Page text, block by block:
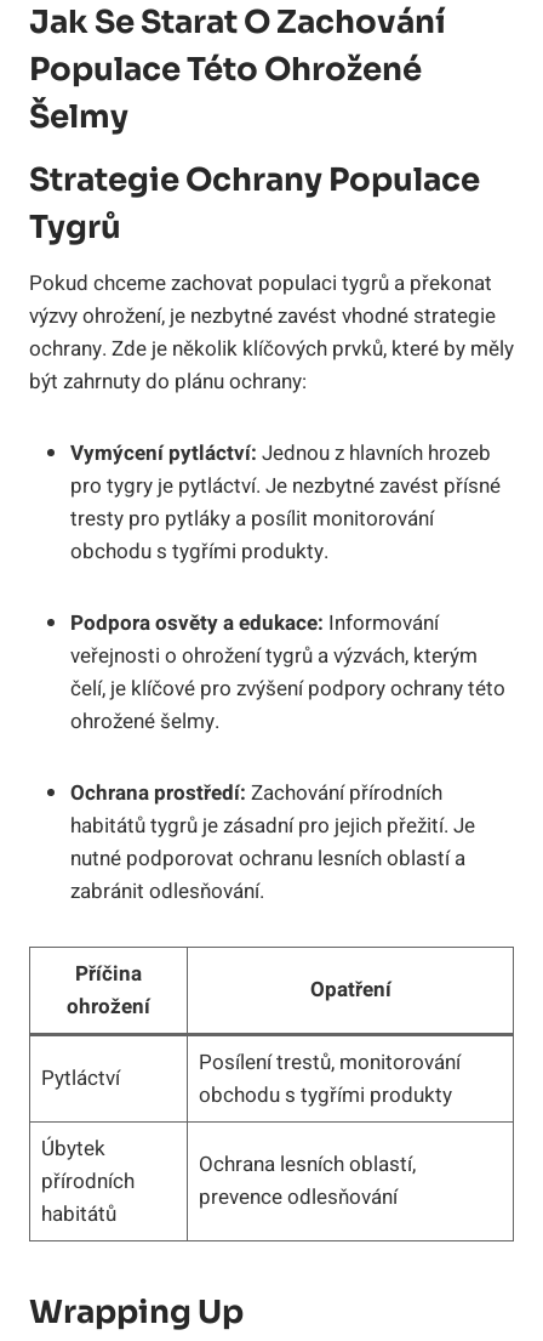
Jak Se Starat O Zachování
Populace Této Ohrožené
Šelmy
Strategie Ochrany Populace
Tygrů
Pokud chceme zachovat populaci tygrů a překonat
výzvy ohrožení, je nezbytné zavést vhodné strategie
ochrany. Zde je několik klíčových prvků, které by měly
být zahrnuty do plánu ochrany:
Vymýcení pytláctví: Jednou z hlavních hrozeb
pro tygry je pytláctví. Je nezbytné zavést přísné
tresty pro pytláky a posílit monitorování
obchodu s tygřími produkty.
Podpora osvěty a edukace: Informování
veřejnosti o ohrožení tygrů a výzvách, kterým
čelí, je klíčové pro zvýšení podpory ochrany této
ohrožené šelmy.
Ochrana prostředí: Zachování přírodních
habitátů tygrů je zásadní pro jejich přežití. Je
nutné podporovat ochranu lesních oblastí a
zabránit odlesňování.
Příčina
ohrožení
Opatření
Pytláctví
Posílení trestů, monitorování
obchodu s tygřími produkty
Úbytek
přírodních
habitátů
Ochrana lesních oblastí,
prevence odlesňování
Wrapping Up